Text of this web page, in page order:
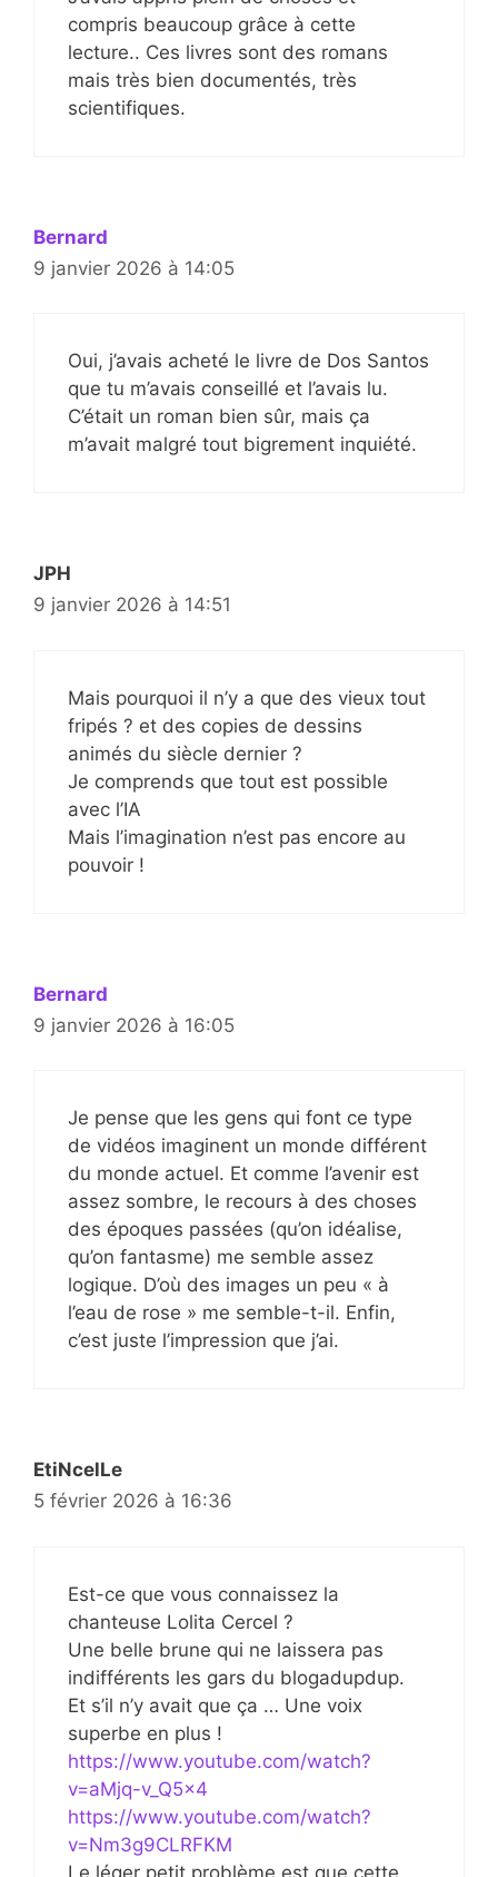
compris beaucoup grâce à cette
lecture.. Ces livres sont des romans
mais très bien documentés, très
scientifiques.
Bernard
9 janvier 2026 à 14:05
Oui, j’avais acheté le livre de Dos Santos
que tu m’avais conseillé et l’avais lu.
C’était un roman bien sûr, mais ça
m’avait malgré tout bigrement inquiété.
JPH
9 janvier 2026 à 14:51
Mais pourquoi il n’y a que des vieux tout
fripés ? et des copies de dessins
animés du siècle dernier ?
Je comprends que tout est possible
avec l’IA
Mais l’imagination n’est pas encore au
pouvoir !
Bernard
9 janvier 2026 à 16:05
Je pense que les gens qui font ce type
de vidéos imaginent un monde différent
du monde actuel. Et comme l’avenir est
assez sombre, le recours à des choses
des époques passées (qu’on idéalise,
qu’on fantasme) me semble assez
logique. D’où des images un peu « à
l’eau de rose » me semble-t-il. Enfin,
c’est juste l’impression que j’ai.
EtiNcelLe
5 février 2026 à 16:36
Est-ce que vous connaissez la
chanteuse Lolita Cercel ?
Une belle brune qui ne laissera pas
indifférents les gars du blogadupdup.
Et s’il n’y avait que ça … Une voix
superbe en plus !
https://www.youtube.com/watch?
v=aMjq-v_Q5x4
https://www.youtube.com/watch?
v=Nm3g9CLRFKM
Le léger petit problème est que cette